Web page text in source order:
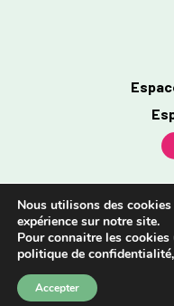
Accessibilité :
Nous utilisons des
expérience sur notre site.
Pour connaitre les
politique de confidentialité,
Accepter